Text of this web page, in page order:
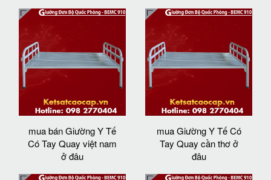
mua bán Giường Y Tế
Có Tay Quay việt nam
ở đâu
mua Giường Y Tế Có
Tay Quay cần thơ ở
đâu